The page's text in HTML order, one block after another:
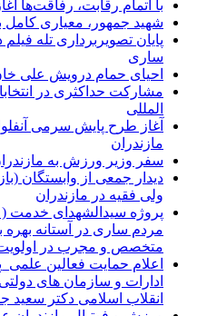
با اتمام رقابت، رفاقت‌ها
شهید جمهور، معیاری
پایان تصویربرداری تله
ساری
احیای حمام درویش علی
مشارکت حداکثری در
المللی
آغاز طرح پایش سرمی
مازندران
سفر وزیر ورزش به
دیدار جمعی از وابستگان
ولی فقیه در مازندران
مردم ساری در آستانه بهره
متخصص و مجرب در
اعلام حمایت فعالین
ادارات و سازمان های
انقلاب اسلامی دکتر سعید